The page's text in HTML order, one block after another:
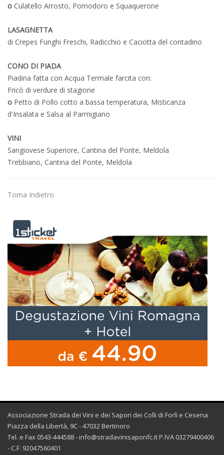
o Culatello Arrosto, Pomodoro e Squaquerone
LASAGNETTA
di Crepes Funghi Freschi, Radicchio e Caciotta del contadino
CONO DI PIADA
Piadina fatta con Acqua Termale farcita con:
Fricò di verdure di stagione
o Petto di Pollo cotto a bassa temperatura, Misticanza
d'Insalata e Salsa al Parmigiano
VINI
Sangiovese Superiore, Cantina del Ponte, Meldola
Trebbiano, Cantina del Ponte, Meldola
Torna Indietro
Associazione Strada dei Vini e dei Sapori dei Colli di Forlì e Cesena
Piazza della Libertà, 9C - 47032 Bertinoro
Tel. e Fax 0543-444588 - info@stradavinisaporifc.it P.IVA 03279400406
- C.F. 92047560401